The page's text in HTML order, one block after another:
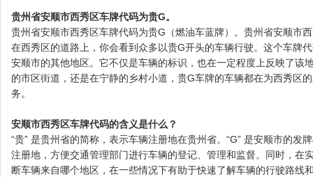
贵州省安顺市西秀区车牌代码为贵G。
贵州省安顺市西秀区车牌代码为贵G（燃油车蓝牌）。贵州省安顺市
在西秀区的道路上，你会看到众多以贵G开头的车辆行驶。这个车牌
安顺市的其他地区。它不仅是车辆的标识，也在一定程度上反映了该
的市区街道，还是在宁静的乡村小道，贵G车牌的车辆都在为西秀区
务。
安顺市西秀区车牌代码的含义是什么？
“贵” 是贵州省的简称，表示车辆注册地在贵州省。“G” 是安顺市的发
注册地，方便交通管理部门进行车辆的登记、管理和监督。同时，在
断车辆来自哪个地区，在一些情况下有助于快速了解车辆的行驶路线